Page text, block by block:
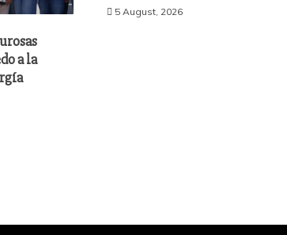
a la
5 August, 2026